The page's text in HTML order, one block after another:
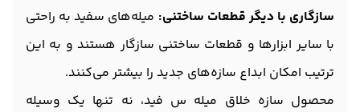
سازگاری با دیگر قطعات ساختنی: میله‌های سفید به راحتی
با سایر ابزارها و قطعات ساختنی سازگار هستند و به این
ترتیب امکان ابداع سازه‌های جدید را بیشتر می‌کنند.
محصول سازه خلاق میله س فید، نه تنها یک وسیله